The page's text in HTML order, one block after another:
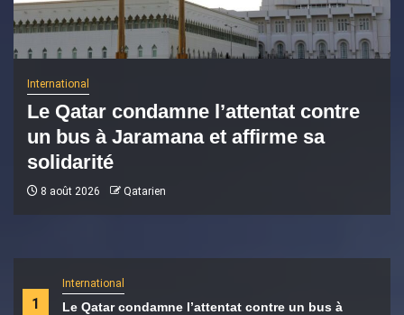
1
International
Le Qatar condamne l’attentat contre un bus à
International
Le Qatar condamne l’attentat contre
un bus à Jaramana et affirme sa
solidarité
8 août 2026 Qatarien